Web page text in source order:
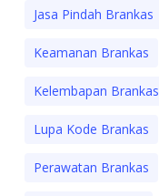
Jasa Pindah Brankas
Keamanan Brankas
Kelembapan Brankas
Lupa Kode Brankas
Perawatan Brankas